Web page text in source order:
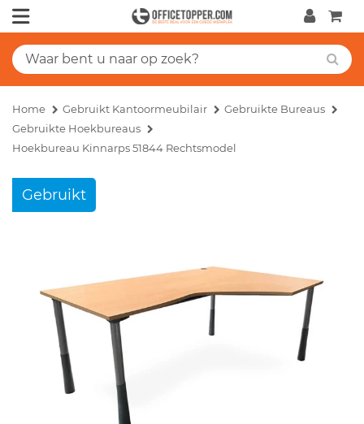
Home Gebruikt Kantoormeubilair
Gebruikte Bureaus
Gebruikte Hoekbureaus
Hoekbureau Kinnarps 51844 Rechtsmodel
Gebruikt